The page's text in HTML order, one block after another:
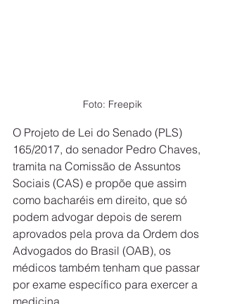
Foto: Freepik
O Projeto de Lei do Senado (PLS)
165/2017, do senador Pedro Chaves,
tramita na Comissão de Assuntos
Sociais (CAS) e propõe que assim
como bacharéis em direito, que só
podem advogar depois de serem
aprovados pela prova da Ordem dos
Advogados do Brasil (OAB), os
médicos também tenham que passar
por exame específico para exercer a
medicina.